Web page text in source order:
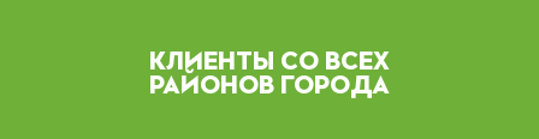
КЛИЕНТЫ СО ВСЕХ
РАЙОНОВ ГОРОДА